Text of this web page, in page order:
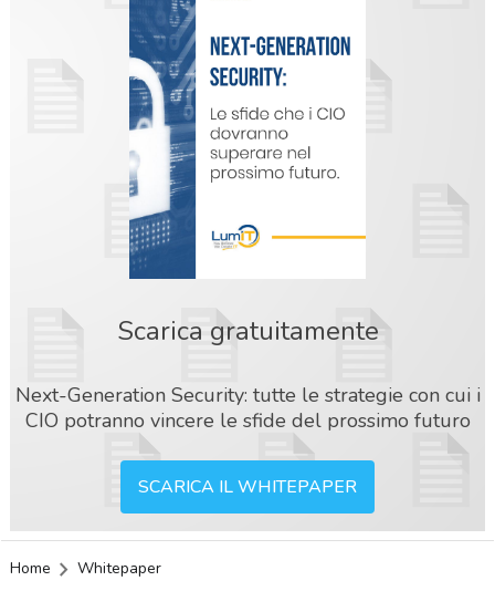
Scarica gratuitamente
Next-Generation Security: tutte le strategie con cui i
CIO potranno vincere le sfide del prossimo futuro
SCARICA IL WHITEPAPER
Home Whitepaper